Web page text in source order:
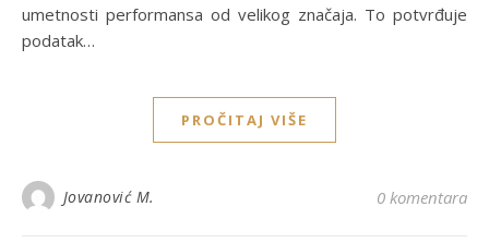
umetnosti performansa od velikog značaja. To potvrđuje
podatak…
PROČITAJ VIŠE
Jovanović M. 0 komentara